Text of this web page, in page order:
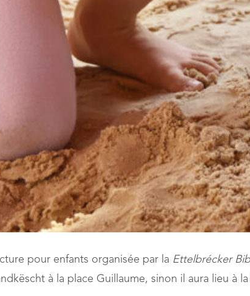
pour enfants organisée par la Ettelbrécker
à la place Guillaume, sinon il aura lieu à